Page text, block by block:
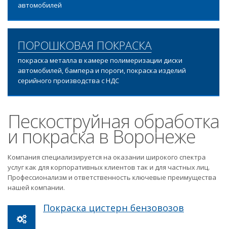
автомобилей
ПОРОШКОВАЯ ПОКРАСКА
покраска металла в камере полимеризации диски
автомобилей, бампера и пороги, покраска изделий
серийного производства с НДС
Пескоструйная обработка
и покраска в Воронеже
Компания специализируется на оказании широкого спектра
услуг как для корпоративных клиентов так и для частных лиц.
Профессионализм и ответственность ключевые преимущества
нашей компании.
Покраска цистерн бензовозов